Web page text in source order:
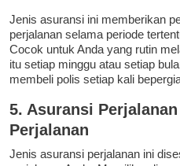
Jenis asuransi ini memberikan
perjalanan selama periode
Cocok untuk Anda yang rutin
itu setiap minggu atau setiap
membeli polis setiap kali
5. Asuransi
Perjalanan
Jenis asuransi perjalanan ini